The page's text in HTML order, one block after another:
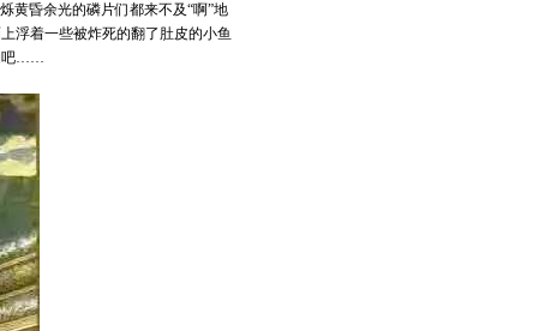
黄昏余光的磷片们都来不及“啊”地
浮着一些被炸死的翻了肚皮的小鱼
吧……